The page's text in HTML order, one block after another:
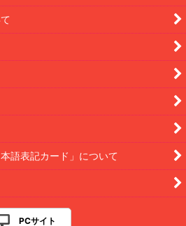
語表記カード」について
PCサイト